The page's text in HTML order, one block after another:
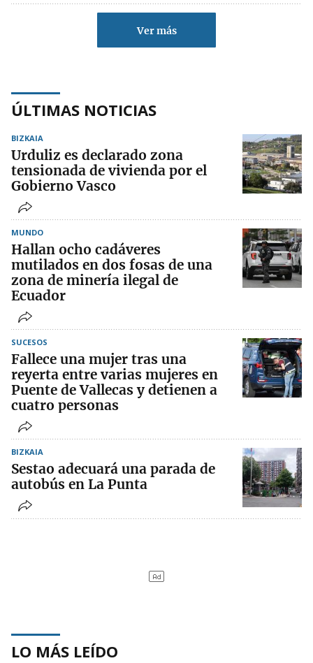
Ver más
ÚLTIMAS NOTICIAS
BIZKAIA
Urduliz es declarado zona
tensionada de vivienda por el
Gobierno Vasco
MUNDO
Hallan ocho cadáveres
mutilados en dos fosas de una
zona de minería ilegal de
Ecuador
SUCESOS
Fallece una mujer tras una
reyerta entre varias mujeres en
Puente de Vallecas y detienen a
cuatro personas
BIZKAIA
Sestao adecuará una parada de
autobús en La Punta
LO MÁS LEÍDO